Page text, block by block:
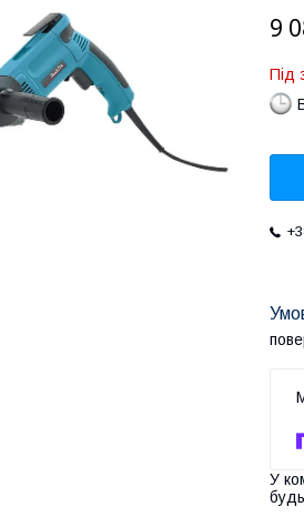
9
Під
У